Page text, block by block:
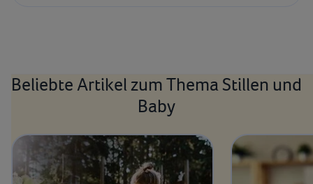
Beliebte Artikel zum Thema Stillen und
Baby